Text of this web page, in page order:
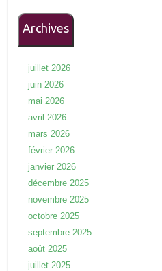
Archives
juillet 2026
juin 2026
mai 2026
avril 2026
mars 2026
février 2026
janvier 2026
décembre 2025
novembre 2025
octobre 2025
septembre 2025
août 2025
juillet 2025